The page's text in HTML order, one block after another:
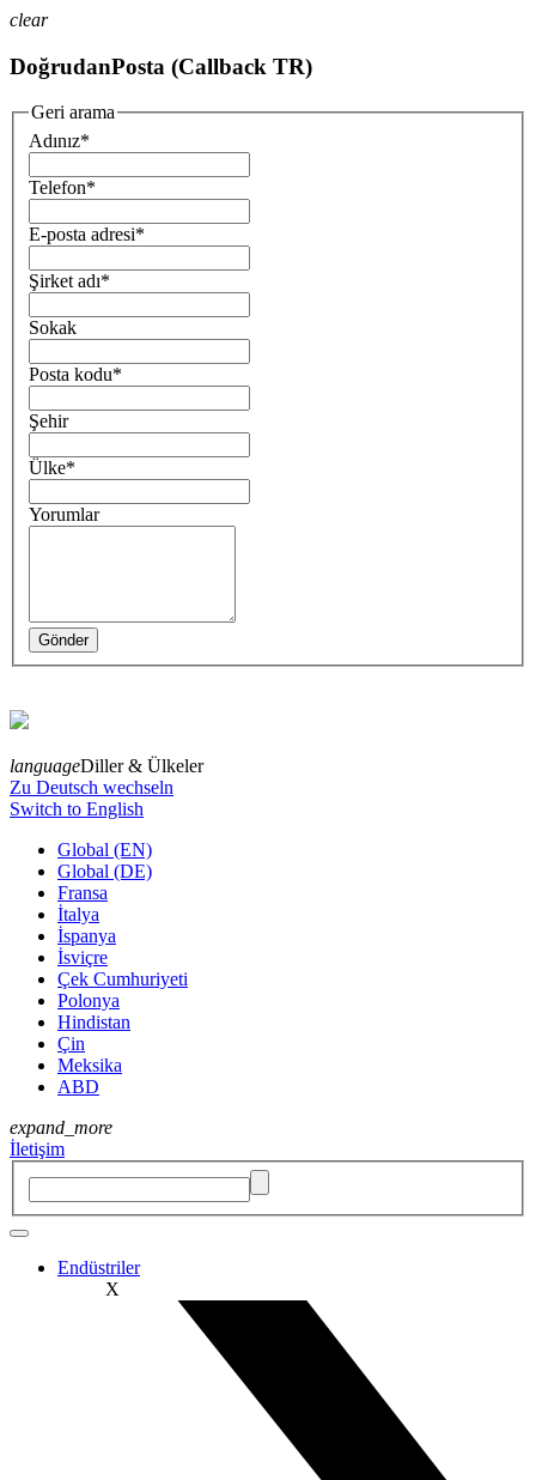
clear
DoğrudanPosta (Callback TR)
Geri arama
Adınız*
Telefon*
E-posta adresi*
Şirket adı*
Sokak
Posta kodu*
Şehir
Ülke*
Yorumlar
languageDiller & Ülkeler
Zu Deutsch wechseln
Switch to English
Global (EN)
Global (DE)
Fransa
İtalya
İspanya
İsviçre
Çek Cumhuriyeti
Polonya
Hindistan
Çin
Meksika
ABD
expand_more
İletişim
Endüstriler
X